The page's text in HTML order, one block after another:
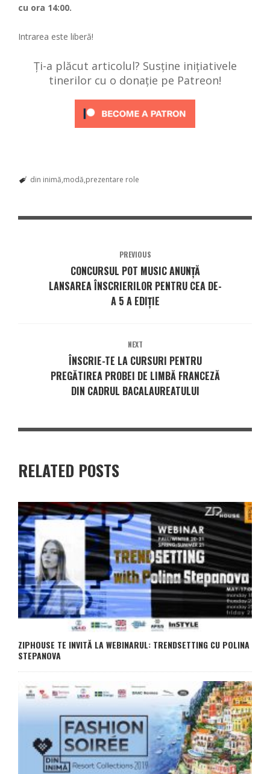
cu ora 14:00.
Intrarea este liberă!
Ți-a plăcut articolul? Susține inițiativele
tinerilor cu o donație pe Patreon!
din inimă modă prezentare role
PREVIOUS
CONCURSUL POT MUSIC ANUNȚĂ
LANSAREA ÎNSCRIERILOR PENTRU CEA DE-
A 5 A EDIȚIE
NEXT
ÎNSCRIE-TE LA CURSURI PENTRU
PREGĂTIREA PROBEI DE LIMBĂ FRANCEZĂ
DIN CADRUL BACALAUREATULUI
RELATED POSTS
ZIPHOUSE TE INVITĂ LA WEBINARUL: TRENDSETTING CU POLINA
STEPANOVA